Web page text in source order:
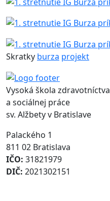
Skratky burza projekt
Vysoká škola zdravotníctva
a sociálnej práce
sv. Alžbety v Bratislave
Palackého 1
811 02 Bratislava
IČO: 31821979
DIČ: 2021302151